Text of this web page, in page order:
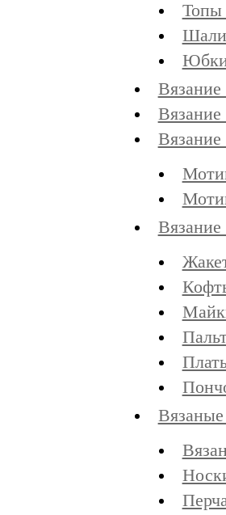
Топы
Вязание